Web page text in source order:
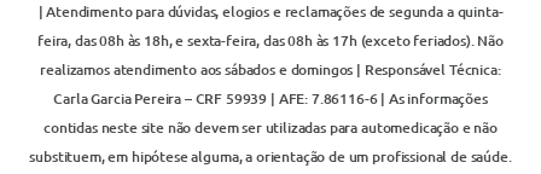
| Atendimento para dúvidas, elogios e reclamações de segunda a quinta-
feira, das 08h às 18h, e sexta-feira, das 08h às 17h (exceto feriados). Não
realizamos atendimento aos sábados e domingos | Responsável Técnica:
Carla Garcia Pereira – CRF 59939 | AFE: 7.86116-6 | As informações
contidas neste site não devem ser utilizadas para automedicação e não
substituem, em hipótese alguma, a orientação de um profissional de saúde.